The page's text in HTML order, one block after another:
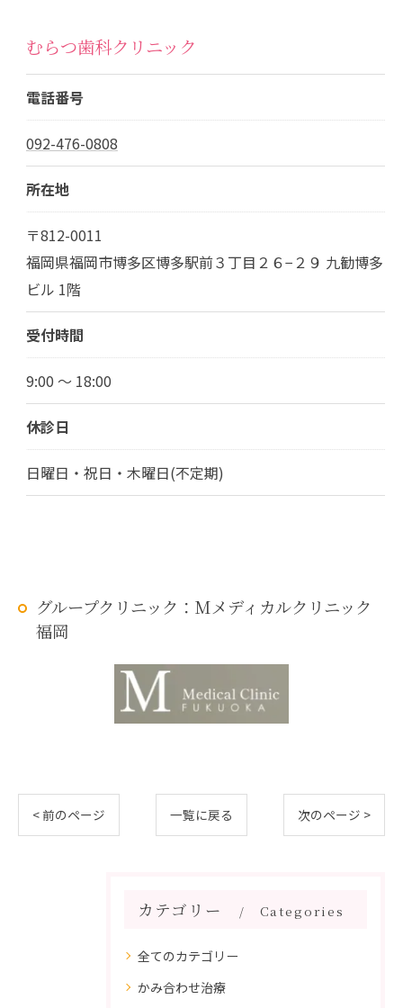
むらつ歯科クリニック
電話番号
092-476-0808
所在地
〒812-0011
福岡県福岡市博多区博多駅前３丁目２６−２９ 九勧博多
ビル 1階
受付時間
9:00 ～ 18:00
休診日
日曜日・祝日・木曜日(不定期)
グループクリニック：Mメディカルクリニック
福岡
< 前のページ 一覧に戻る 次のページ >
カテゴリー Categories
全てのカテゴリー
かみ合わせ治療